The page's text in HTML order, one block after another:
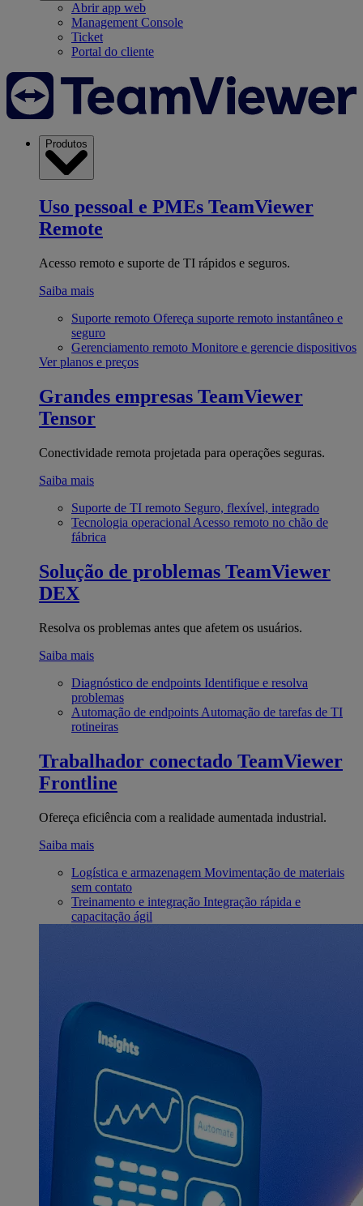
Abrir app web
Management Console
Ticket
Portal do cliente
Produtos
Uso pessoal e PMEs TeamViewer
Remote
Acesso remoto e suporte de TI rápidos e seguros.
Saiba mais
Suporte remoto Ofereça suporte remoto instantâneo e
seguro
Gerenciamento remoto Monitore e gerencie dispositivos
Ver planos e preços
Grandes empresas TeamViewer
Tensor
Conectividade remota projetada para operações seguras.
Saiba mais
Suporte de TI remoto Seguro, flexível, integrado
Tecnologia operacional Acesso remoto no chão de
fábrica
Solução de problemas TeamViewer
DEX
Resolva os problemas antes que afetem os usuários.
Saiba mais
Diagnóstico de endpoints Identifique e resolva
problemas
Automação de endpoints Automação de tarefas de TI
rotineiras
Trabalhador conectado TeamViewer
Frontline
Ofereça eficiência com a realidade aumentada industrial.
Saiba mais
Logística e armazenagem Movimentação de materiais
sem contato
Treinamento e integração Integração rápida e
capacitação ágil